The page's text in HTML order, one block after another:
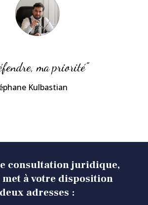
ma priorité”
Kulbastian
consultation juridique,
met à votre disposition
deux adresses :